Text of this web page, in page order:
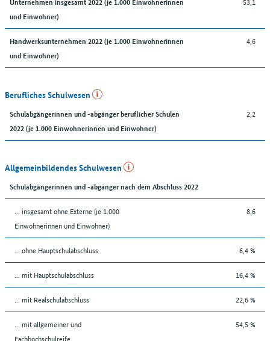
und Einwohner)
Handwerksunternehmen 2022 (je 1.000 Einwohnerinnen
und Einwohner)
4,6
Berufliches Schulwesen
Schulabgängerinnen und -abgänger beruflicher Schulen
2022 (je 1.000 Einwohnerinnen und Einwohner)
2,2
Allgemeinbildendes Schulwesen
Schulabgängerinnen und -abgänger nach dem Abschluss 2022
... insgesamt ohne Externe (je 1.000
Einwohnerinnen und Einwohner)
8,6
... ohne Hauptschulabschluss 6,4 %
... mit Hauptschulabschluss 16,4 %
... mit Realschulabschluss 22,6 %
... mit allgemeiner und
Fachhochschulreife
54,5 %